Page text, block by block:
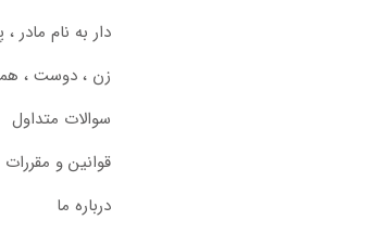
دار به نام مادر ،
زن ، دوست ،
سوالات متداول
قوانین و مقررات
درباره ما